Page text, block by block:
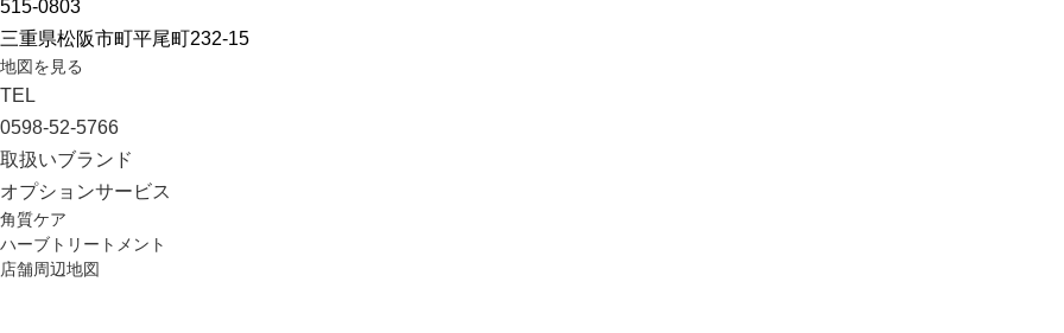
515-0803
三重県松阪市町平尾町232-15
地図を見る
TEL
0598-52-5766
取扱いブランド
オプションサービス
角質ケア
ハーブトリートメント
店舗周辺地図